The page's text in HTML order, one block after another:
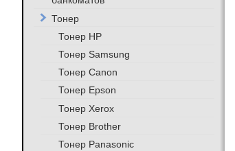
Тонер
Тонер HP
Тонер Samsung
Тонер Canon
Тонер Epson
Тонер Xerox
Тонер Brother
Тонер Panasonic